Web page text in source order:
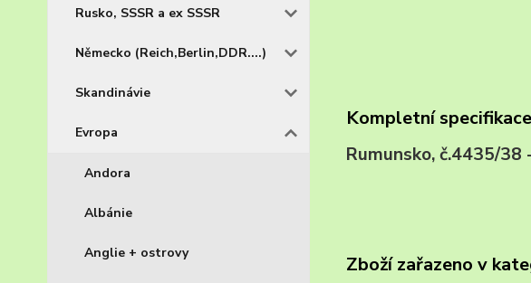
Rusko, SSSR a ex SSSR
Německo (Reich,Berlin,DDR....)
Skandinávie
Evropa
Andora
Albánie
Anglie + ostrovy
Kompletní specifikace
Rumunsko,
Zboží zařazeno v